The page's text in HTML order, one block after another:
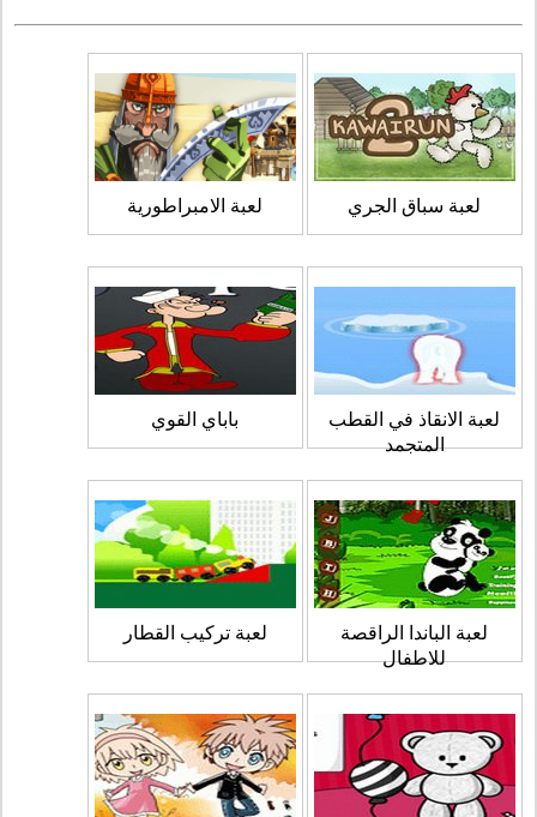
لعبة سباق الجري لعبة الامبراطورية
لعبة الانقاذ في القطب
المتجمد
باباي القوي
لعبة الباندا الراقصة
للاطفال
لعبة تركيب القطار